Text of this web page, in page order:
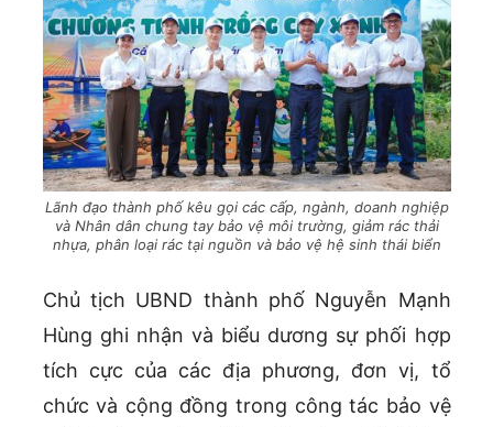
Lãnh đạo thành phố kêu gọi các cấp, ngành, doanh nghiệp
và Nhân dân chung tay bảo vệ môi trường, giảm rác thải
nhựa, phân loại rác tại nguồn và bảo vệ hệ sinh thái biển
Chủ tịch UBND thành phố Nguyễn Mạnh
Hùng ghi nhận và biểu dương sự phối hợp
tích cực của các địa phương, đơn vị, tổ
chức và cộng đồng trong công tác bảo vệ